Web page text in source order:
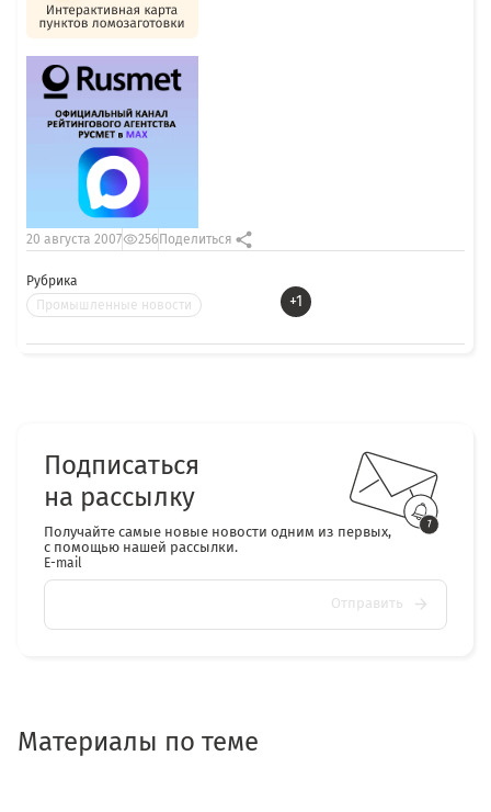
Рубрика
Промышленные новости
+1
20 августа 2007 256 Поделиться
Подписаться
на рассылку
Получайте самые новые новости одним из первых,
с помощью нашей рассылки.
E-mail
Отправить
Материалы по теме